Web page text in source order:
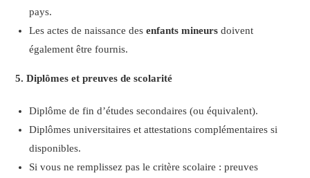
pays.
Les actes de naissance desenfants mineurs doivent
également être fournis.
5. Diplômes et preuves de scolarité
Diplôme de fin d’études secondaires (ou équivalent).
Diplômes universitaires et attestations complémentaires si
disponibles.
Si vous ne remplissez pas le critère scolaire : preuves